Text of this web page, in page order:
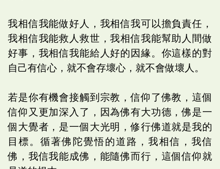
我相信我能做好人，我相信我可以擔負責任，
我相信我能救人救世，我相信我能幫助人間做
好事，我相信我能給人好的因緣。你這樣的對
自己有信心，就不會存壞心，就不會做壞人。
若是你有機會接觸到宗教，信仰了佛教，這個
信仰又更加深入了，因為佛有大功德，佛是一
個大覺者，是一個大光明，修行佛道就是我的
目標。循著佛陀覺悟的道路，我相信，我信
佛，我信我能成佛，能隨佛而行，這個信仰就